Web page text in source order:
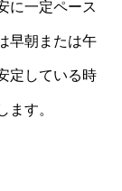
に一定ペース
早朝または午
定している時
ます。